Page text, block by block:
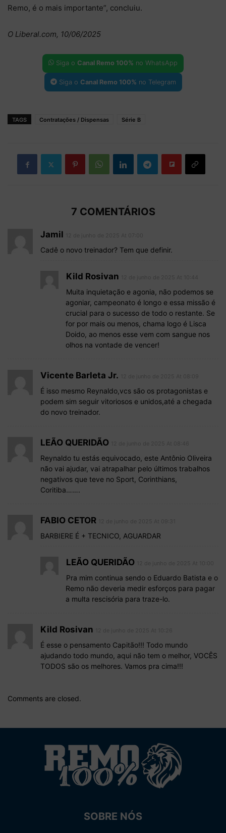
Remo, é o mais importante”, concluiu.
O Liberal.com, 10/06/2025
Siga o Canal Remo 100% no WhatsApp
Siga o Canal Remo 100% no Telegram
TAGS Contratações / Dispensas Série B
7 COMENTÁRIOS
Jamil
Cadê o novo treinador? Tem que definir.
Kild Rosivan
Muita inquietação e agonia, não podemos se
agoniar, campeonato é longo e essa missão é
crucial para o sucesso de todo o restante. Se
for por mais ou menos, chama logo é Lisca
Doido, ao menos esse vem com sangue nos
olhos na vontade de vencer!
Vicente Barleta Jr.
É isso mesmo Reynaldo,vcs são os protagonistas e
podem sim seguir vitoriosos e unidos,até a chegada
do novo treinador.
LEÃO QUERIDÃO
Reynaldo tu estás equivocado, este Antônio Oliveira
não vai ajudar, vai atrapalhar pelo últimos trabalhos
negativos que teve no Sport, Corinthians,
Coritiba…….
FABIO CETOR
BARBIERE É + TECNICO, AGUARDAR
LEÃO QUERIDÃO
Pra mim continua sendo o Eduardo Batista e o
Remo não deveria medir esforços para pagar
a multa rescisória para traze-lo.
Kild Rosivan
É esse o pensamento Capitão!!! Todo mundo
ajudando todo mundo, aqui não tem o melhor, VOCÊS
TODOS são os melhores. Vamos pra cima!!!
Comments are closed.
SOBRE NÓS